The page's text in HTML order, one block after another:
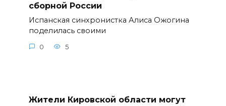
сборной России
Испанская синхронистка Алиса Ожогина
поделилась своими
0 5
Жители Кировской области могут